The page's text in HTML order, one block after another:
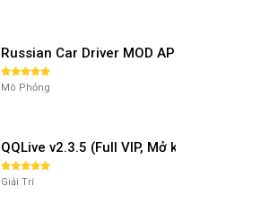
Russian Car Driver MOD APK v0.9.98
Mô Phỏng
QQLive v2.3.5 (Full VIP, Mở khóa phòng)
Giải Trí